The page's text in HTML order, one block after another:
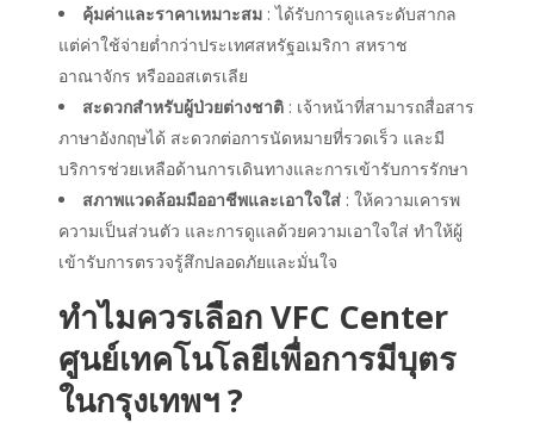
คุ้มค่าและราคาเหมาะสม : ได้รับการดูแลระดับสากล
แต่ค่าใช้จ่ายต่ำกว่าประเทศสหรัฐอเมริกา สหราช
อาณาจักร หรือออสเตรเลีย
สะดวกสำหรับผู้ป่วยต่างชาติ : เจ้าหน้าที่สามารถสื่อสาร
ภาษาอังกฤษได้ สะดวกต่อการนัดหมายที่รวดเร็ว และมี
บริการช่วยเหลือด้านการเดินทางและการเข้ารับการรักษา
สภาพแวดล้อมมืออาชีพและเอาใจใส่ : ให้ความเคารพ
ความเป็นส่วนตัว และการดูแลด้วยความเอาใจใส่ ทำให้ผู้
เข้ารับการตรวจรู้สึกปลอดภัยและมั่นใจ
ทำไมควรเลือก VFC Center
ศูนย์เทคโนโลยีเพื่อการมีบุตร
ในกรุงเทพฯ ?